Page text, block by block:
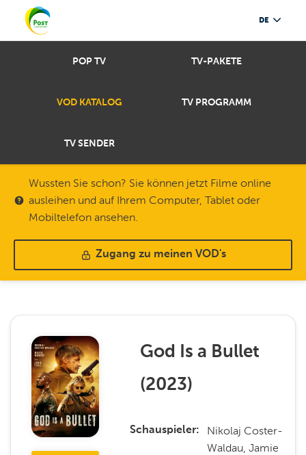
DE
POP TV TV-PAKETE
VOD KATALOG TV PROGRAMM
TV SENDER
Wussten Sie schon? Sie können jetzt Filme online
ausleihen und auf Ihrem Computer, Tablet oder
Mobiltelefon ansehen.
Zugang zu meinen VOD's
God Is a Bullet
(2023)
Schauspieler
Nikolaj Coster-
Waldau, Jamie